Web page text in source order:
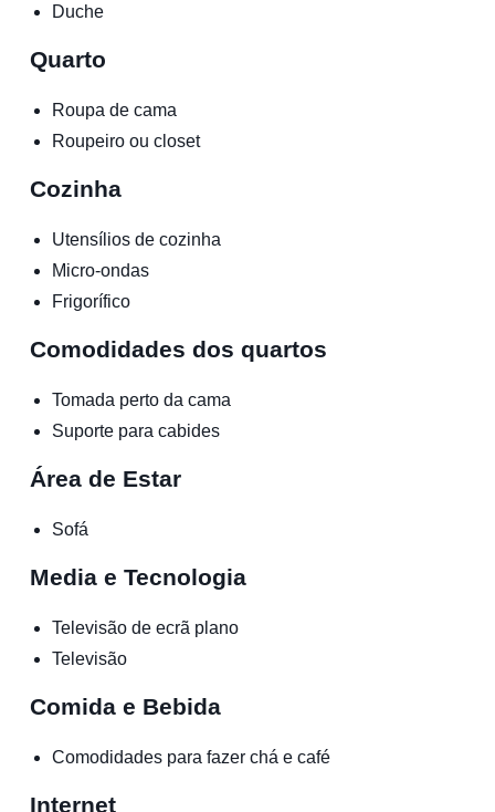
Duche
Quarto
Roupa de cama
Roupeiro ou closet
Cozinha
Utensílios de cozinha
Micro-ondas
Frigorífico
Comodidades dos quartos
Tomada perto da cama
Suporte para cabides
Área de Estar
Sofá
Media e Tecnologia
Televisão de ecrã plano
Televisão
Comida e Bebida
Comodidades para fazer chá e café
Internet